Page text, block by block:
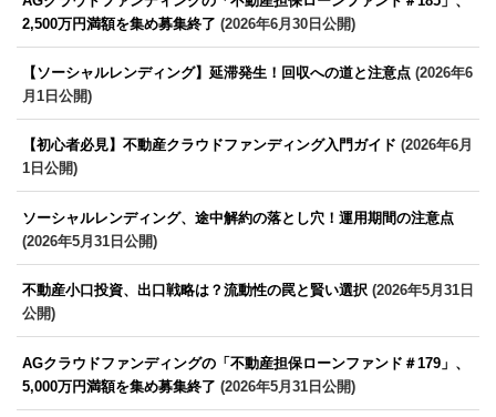
2,500万円満額を集め募集終了 (2026年6月30日公開)
【ソーシャルレンディング】延滞発生！回収への道と注意点 (2026年6
月1日公開)
【初心者必見】不動産クラウドファンディング入門ガイド (2026年6月
1日公開)
ソーシャルレンディング、途中解約の落とし穴！運用期間の注意点
(2026年5月31日公開)
不動産小口投資、出口戦略は？流動性の罠と賢い選択 (2026年5月31日
公開)
AGクラウドファンディングの「不動産担保ローンファンド＃179」、
5,000万円満額を集め募集終了 (2026年5月31日公開)